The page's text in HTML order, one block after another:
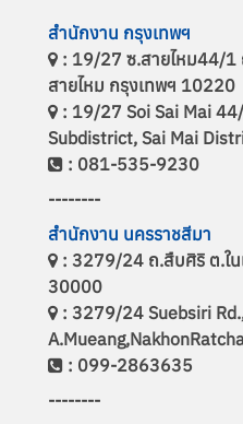
สำนักงาน กรุงเทพฯ
: 19/27 ซ.สายไหม44/1
สายไหม กรุงเทพฯ 10220
: 19/27 Soi Sai Mai
Subdistrict, Sai Mai
: 081-535-9230
--------
สำนักงาน นครราชสีมา
: 3279/24 ถ.สืบศิริ ต.ใน
30000
: 3279/24 Suebsiri
: 099-2863635
--------